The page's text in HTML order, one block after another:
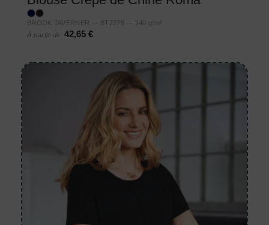
BROOK TAVERNER — BT2279 — 140 g/m²
À partir de
42,65 €